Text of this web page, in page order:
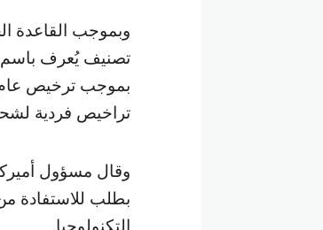
وبموجب القاعدة
تصنيف يُعرف باسم
بموجب ترخيص
تراخيص فردية
وقال مسؤول
بطلب للاستفادة